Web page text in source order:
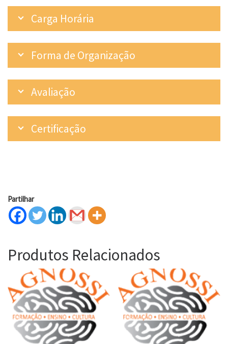
Carga Horária
Forma de Organização
Avaliação
Certificação
Partilhar
Produtos Relacionados